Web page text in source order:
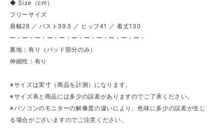
◆ Size（cm）
フリーサイズ
肩幅28 ／ バスト39.5 ／ ヒップ41 ／ 着丈130
ー・ー・ー・ー・ー・ー・ー・ー・ー・ー・ー・
裏地：有り（パッド部分のみ）
伸縮性：有り
※サイズは実寸（商品を計測）になります。
※サイズ表と商品には多少の誤差がありますのでご了承ください。
※パソコンのモニターの解像度の違いにより、色味に多少の誤差が生じ
る場合がございますのでご注意ください。